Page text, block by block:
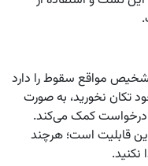
تشخیص مواقع سقوط را دارد
تکان نخورید، به صورت
درخواست کمک می‌کند.
قابلیت است؛ هرچند
نکنید.